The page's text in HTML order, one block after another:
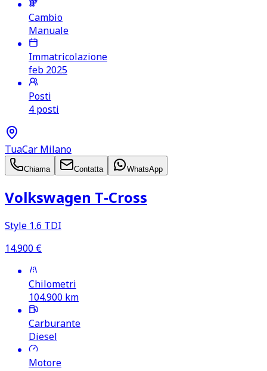
Cambio
Manuale
Immatricolazione
feb 2025
Posti
4 posti
TuaCar Milano
Chiama Contatta WhatsApp
Volkswagen T‑Cross
Style 1.6 TDI
14.900 €
Chilometri
104.900 km
Carburante
Diesel
Motore